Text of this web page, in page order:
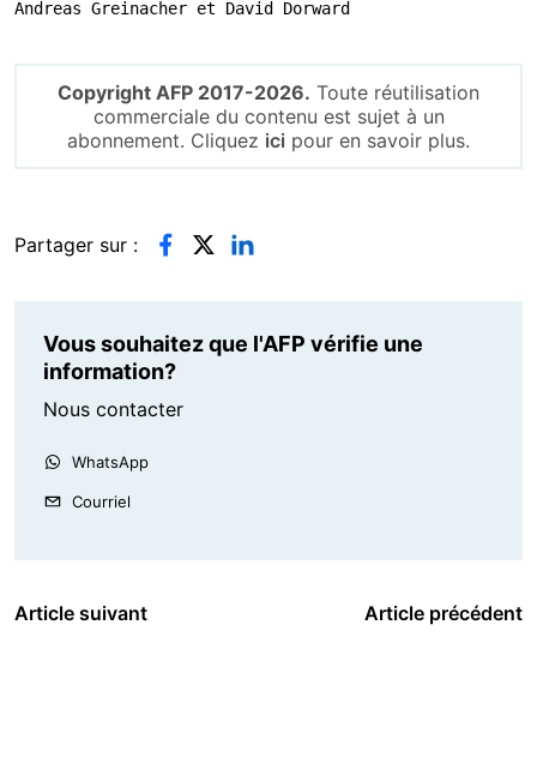
Andreas Greinacher et David Dorward
Copyright AFP 2017-2026. Toute réutilisation
commerciale du contenu est sujet à un
abonnement. Cliquez ici pour en savoir plus.
Partager sur :
Vous souhaitez que l'AFP vérifie une
information?
Nous contacter
WhatsApp
Courriel
Article suivant Article précédent